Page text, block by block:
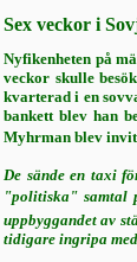
Sex veckor i
Nyfikenheten på
veckor skulle
kvarterad i en
bankett blev han
Myhrman blev
De sände en taxi
"politiska" samtal
uppbyggandet av
tidigare ingripa